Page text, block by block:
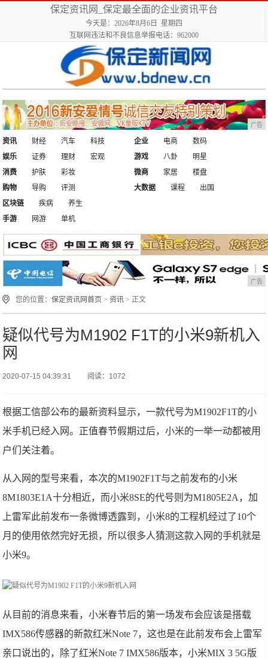
保定资讯网_保定最全面的企业资讯平台
今天是：2026年8月6日 星期四
互联网违法和不良信息举报电话：962000
广告
资讯 财经 汽车
科技
娱乐
证券 理财 宏观
企业 电商
数码
游戏
八卦
明星
消费
护肤
彩妆
购物
导购 评测
微商 家居
楼盘
大数据
课程
出国
区块链
疾病
养生
手游
网游 单机
广告
您的位置：保定资讯网首页 >资讯 > 正文
疑似代号为M1902 F1T的小米9新机入
网
2020-07-15 04:39:31 阅读：1072
根据工信部公布的最新资料显示，一款代号为M1902F1T的小
米手机已经入网。正值春节假期过后，小米的一举一动都被用
户们关注着。
从入网的型号来看，本次的M1902F1T与之前发布的小米
8M1803E1A十分相近，而小米8SE的代号则为M1805E2A，加
上雷军此前发布一条微博透露到，小米8的工程机经过了10个
月的使用依然完好无损，所以很多人猜测这款入网的手机就是
小米9。
从目前的消息来看，小米春节后的第一场发布会应该是搭载
IMX586传感器的新款红米Note 7，这也是在此前发布会上雷军
亲口说出的，除了红米Note 7 IMX586版本，小米MIX 3 5G版